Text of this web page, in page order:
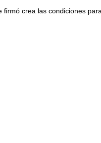
firmó crea las condiciones